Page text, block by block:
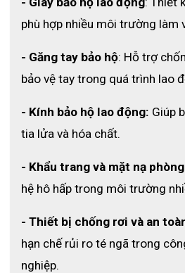
phù hợp nhiều môi trường làm
- Găng tay bảo hộ: Hỗ trợ
bảo vệ tay trong quá trình lao
- Kính bảo hộ lao động: Giúp
tia lửa và hóa chất.
- Khẩu trang và mặt nạ
hệ hô hấp trong môi trường
- Thiết bị chống rơi và an
hạn chế rủi ro té ngã trong
nghiệp.